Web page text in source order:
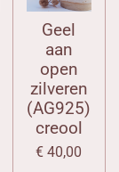
Geel
aan
open
zilveren
(AG925)
creool
€ 40,00